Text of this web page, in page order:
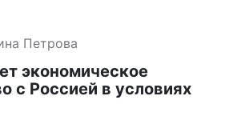
Петрова
экономическое
с Россией в условиях